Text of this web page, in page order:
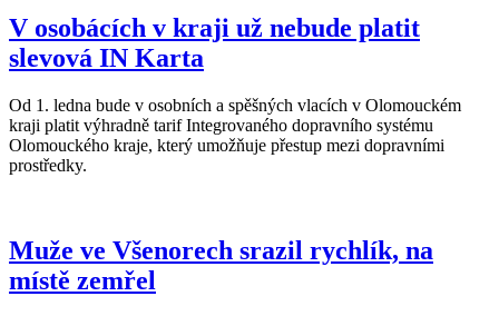
V osobácích v kraji už nebude platit
slevová IN Karta
Od 1. ledna bude v osobních a spěšných vlacích v Olomouckém
kraji platit výhradně tarif Integrovaného dopravního systému
Olomouckého kraje, který umožňuje přestup mezi dopravními
prostředky.
Muže ve Všenorech srazil rychlík, na
místě zemřel